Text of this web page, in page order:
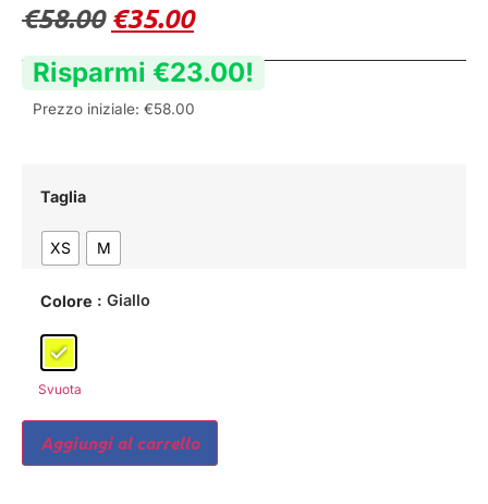
€58.00 €35.00
Risparmi €23.00!
Prezzo iniziale: €58.00
Taglia
XS M
Colore : Giallo
Svuota
Aggiungi al carrello